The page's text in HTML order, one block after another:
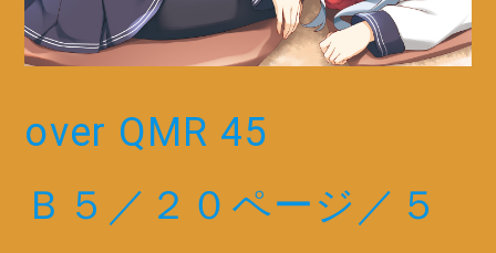
over QMR 45
Ｂ５／２０ページ／５